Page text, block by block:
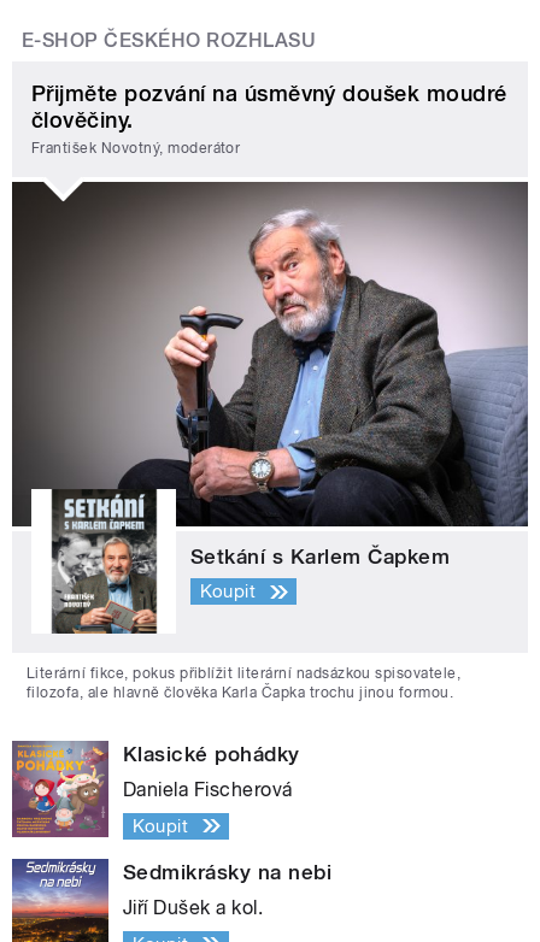
E-SHOP ČESKÉHO ROZHLASU
Přijměte pozvání na úsměvný doušek moudré
člověčiny.
František Novotný, moderátor
Setkání s Karlem Čapkem
Koupit
Literární fikce, pokus přiblížit literární nadsázkou spisovatele,
filozofa, ale hlavně člověka Karla Čapka trochu jinou formou.
Klasické pohádky
Daniela Fischerová
Koupit
Sedmikrásky na nebi
Jiří Dušek a kol.